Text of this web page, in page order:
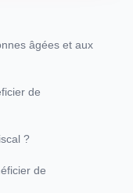
âgées et aux
de
?
de